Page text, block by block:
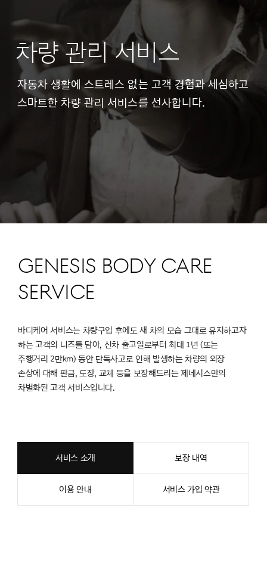
차량 관리 서비스
자동차 생활에 스트레스 없는 고객 경험과 세심하고
스마트한 차량 관리 서비스를 선사합니다.
GENESIS BODY CARE
SERVICE
바디케어 서비스는 차량구입 후에도 새 차의 모습 그대로 유지하고자
하는 고객의 니즈를 담아, 신차 출고일로부터 최대 1년 (또는
주행거리 2만km) 동안 단독사고로 인해 발생하는 차량의 외장
손상에 대해 판금, 도장, 교체 등을 보장해드리는 제네시스만의
차별화된 고객 서비스입니다.
서비스 소개 보장 내역
이용 안내 서비스 가입 약관